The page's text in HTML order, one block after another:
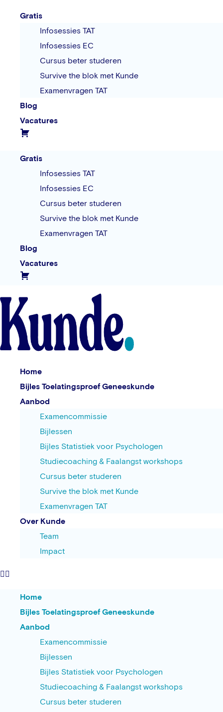
Gratis
Infosessies TAT
Infosessies EC
Cursus beter studeren
Survive the blok met Kunde
Examenvragen TAT
Blog
Vacatures
Gratis
Infosessies TAT
Infosessies EC
Cursus beter studeren
Survive the blok met Kunde
Examenvragen TAT
Blog
Vacatures
Home
Bijles Toelatingsproef Geneeskunde
Aanbod
Examencommissie
Bijlessen
Bijles Statistiek voor Psychologen
Studiecoaching & Faalangst workshops
Cursus beter studeren
Survive the blok met Kunde
Examenvragen TAT
Over Kunde
Team
Impact
Home
Bijles Toelatingsproef Geneeskunde
Aanbod
Examencommissie
Bijlessen
Bijles Statistiek voor Psychologen
Studiecoaching & Faalangst workshops
Cursus beter studeren